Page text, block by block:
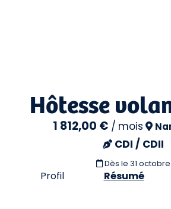
Hôtesse
1 812,00 € / mois
CDI / CDII
Dès le 31 octobre
Profil Résumé